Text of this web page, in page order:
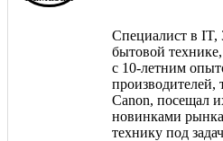
Специалист в IT,
бытовой
с 10-летним
производителей,
Canon, посещал
новинками
технику под